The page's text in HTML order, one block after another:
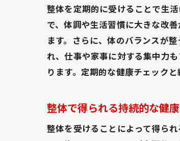
整体を定期的に受けることで生
で、体調や生活習慣に大きな改
ます。さらに、体のバランスが
れ、仕事や家事に対する集中力
ります。定期的な健康チェック
整体で得られる持続的な健
整体を受けることによって得ら